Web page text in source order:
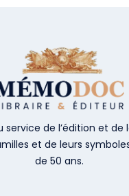
service de l’édition et de
et de leurs
de 50 ans.